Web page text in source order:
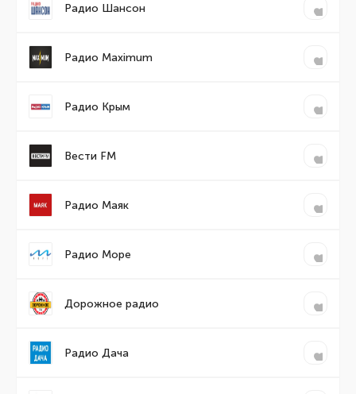
Радио Шансон
Радио Maximum
Радио Крым
Вести FM
Радио Маяк
Радио Море
Дорожное радио
Радио Дача